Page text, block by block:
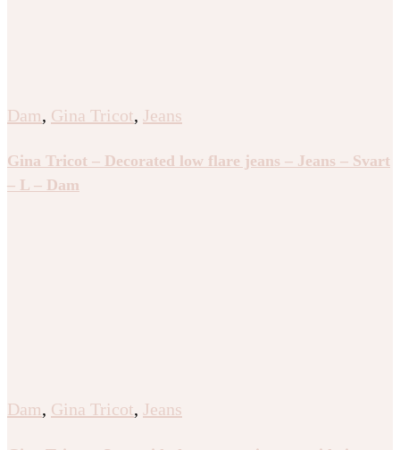
Dam, Gina Tricot, Jeans
Gina Tricot – Decorated low flare jeans – Jeans – Svart
– L – Dam
Dam, Gina Tricot, Jeans